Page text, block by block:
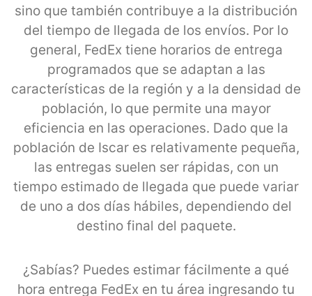
sino que también contribuye a la distribución
del tiempo de llegada de los envíos. Por lo
general, FedEx tiene horarios de entrega
programados que se adaptan a las
características de la región y a la densidad de
población, lo que permite una mayor
eficiencia en las operaciones. Dado que la
población de Iscar es relativamente pequeña,
las entregas suelen ser rápidas, con un
tiempo estimado de llegada que puede variar
de uno a dos días hábiles, dependiendo del
destino final del paquete.
¿Sabías? Puedes estimar fácilmente a qué
hora entrega FedEx en tu área ingresando tu